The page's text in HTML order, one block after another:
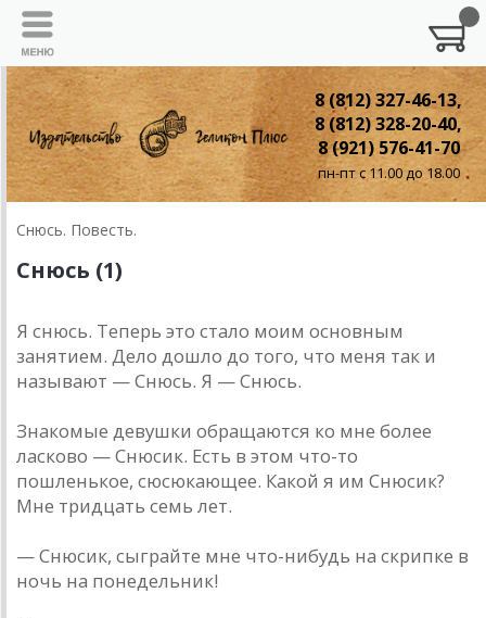
8 (812) 327-46-13,
8 (812) 328-20-40,
8 (921) 576-41-70
пн-пт с 11.00 до 18.00
Снюсь. Повесть.
Снюсь (1)
Я снюсь. Теперь это стало моим основным
занятием. Дело дошло до того, что меня так и
называют — Снюсь. Я — Снюсь.
Знакомые девушки обращаются ко мне более
ласково — Снюсик. Есть в этом что-то
пошленькое, сюсюкающее. Какой я им Снюсик?
Мне тридцать семь лет.
— Снюсик, сыграйте мне что-нибудь на скрипке в
ночь на понедельник!